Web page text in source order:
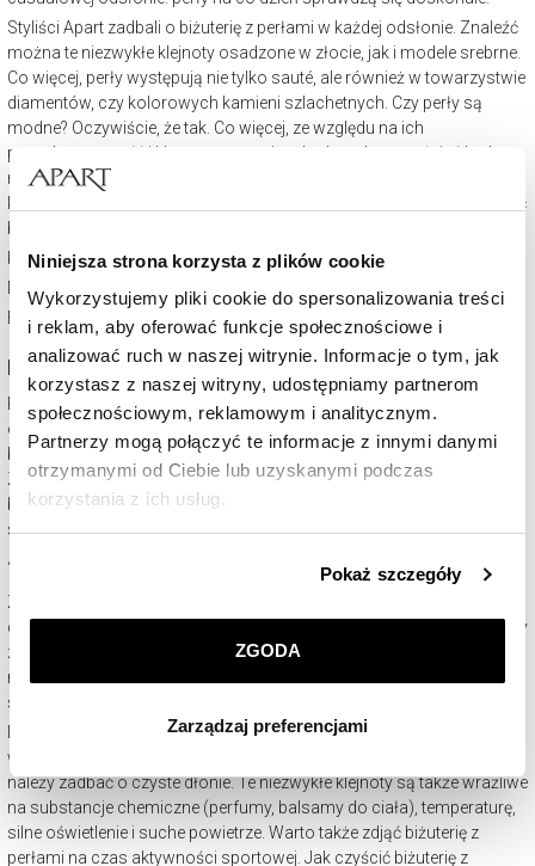
Niniejsza strona korzysta z plików cookie
Wykorzystujemy pliki cookie do spersonalizowania treści
i reklam, aby oferować funkcje społecznościowe i
analizować ruch w naszej witrynie. Informacje o tym, jak
korzystasz z naszej witryny, udostępniamy partnerom
społecznościowym, reklamowym i analitycznym.
Partnerzy mogą połączyć te informacje z innymi danymi
otrzymanymi od Ciebie lub uzyskanymi podczas
korzystania z ich usług.
przez nas plików cookie znajdziesz wPolityce
korzystamy. Możesz również wybrać jaki rodzaj plików
Zarządzaj preferencjami . W każdej chwili możesz
dokonać zmiany wybranych przez Ciebie plików cookie.
Pokaż szczegóły
ZGODA
Zarządzaj preferencjami
Styliści Apart zadbali o biżuterię z perłami w każdej odsłonie. Znaleźć
można te niezwykłe klejnoty osadzone w złocie, jak i modele srebrne.
Co więcej, perły występują nie tylko sauté, ale również w towarzystwie
diamentów , czy kolorowych kamieni szlachetnych. Czy perły są
modne? Oczywiście, że tak. Co więcej, ze względu na ich
ponadczasowość i klasyczny wymiar, doskonale uzupełniać będą
niejedną stylizację. Biżuteria z perłami pięknie podkreśli wieczorową
kreację, jak i prezentować się będzie atrakcyjnie na co dzień.
Jak nosić
biżuterię z perłami?
Kolczyki z perłami
Naszyjniki z perłami
Bransoletki z perłami
Perły dla mężczyzn
Perły męskie to jeden z najgorętszych trendów i coraz popularniejsza
odsłona tych niezwykłych klejnotów. Mężczyźni chętnie sięgają po
biżuterię z perłami, uzupełniając nimi swój codzienny look.
Zainteresowaniem cieszą się zarówno w mniejszym wydaniu, jak i te
bardziej okazałe wzory. Perły dla mężczyzn to przede wszystkim
sznury pereł.
Jak przechowywać perły?
Ze względu na fakt, że biżuteria z perłami to materia niezwykle
delikatna, ważne jest jej odpowiednie przechowywanie. Najlepiej każdy
z elementów wkładać do oddzielnego woreczka, wykonanego z
naturalnej, przewiewnej tkaniny. Doskonale sprawdzi się także
szkatułka na biżuterię
Niezwykle ważnym elementem troski o biżuterię z perłami jest także
właściwa pielęgnacja. Zakładając i zdejmując biżuterię z perłami,
należy zadbać o czyste dłonie. Te niezwykłe klejnoty są także wrażliwe
na substancje chemiczne (perfumy, balsamy do ciała), temperaturę,
silne oświetlenie i suche powietrze. Warto także zdjąć biżuterię z
perłami na czas aktywności sportowej. Jak czyścić biżuterię z